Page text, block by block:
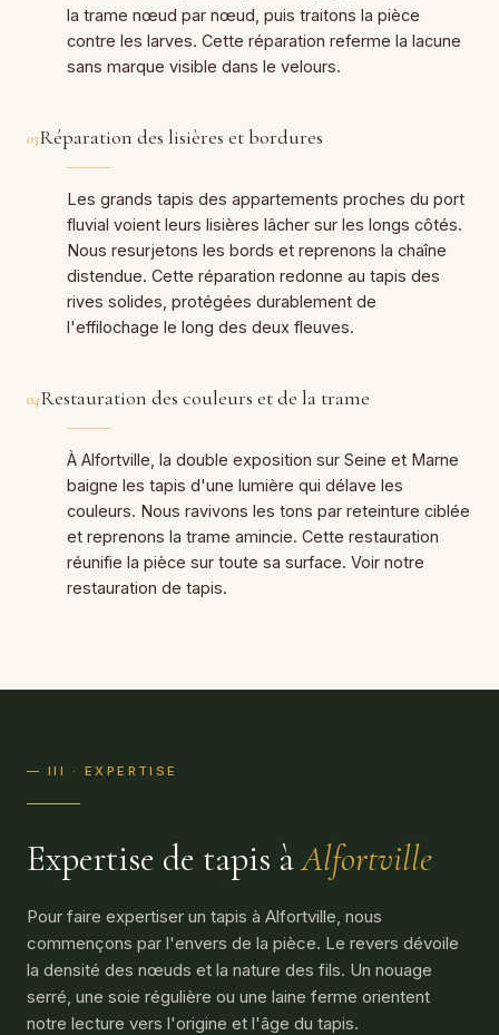
la trame nœud par nœud, puis traitons la pièce
contre les larves. Cette réparation referme la lacune
sans marque visible dans le velours.
03Réparation des lisières et bordures
Les grands tapis des appartements proches du port
fluvial voient leurs lisières lâcher sur les longs côtés.
Nous resurjetons les bords et reprenons la chaîne
distendue. Cette réparation redonne au tapis des
rives solides, protégées durablement de
l'effilochage le long des deux fleuves.
04Restauration des couleurs et de la trame
À Alfortville, la double exposition sur Seine et Marne
baigne les tapis d'une lumière qui délave les
couleurs. Nous ravivons les tons par reteinture ciblée
et reprenons la trame amincie. Cette restauration
réunifie la pièce sur toute sa surface. Voir notre
restauration de tapis.
— III · EXPERTISE
Expertise de tapis àAlfortville
Pour faire expertiser un tapis à Alfortville, nous
commençons par l'envers de la pièce. Le revers dévoile
la densité des nœuds et la nature des fils. Un nouage
serré, une soie régulière ou une laine ferme orientent
notre lecture vers l'origine et l'âge du tapis.